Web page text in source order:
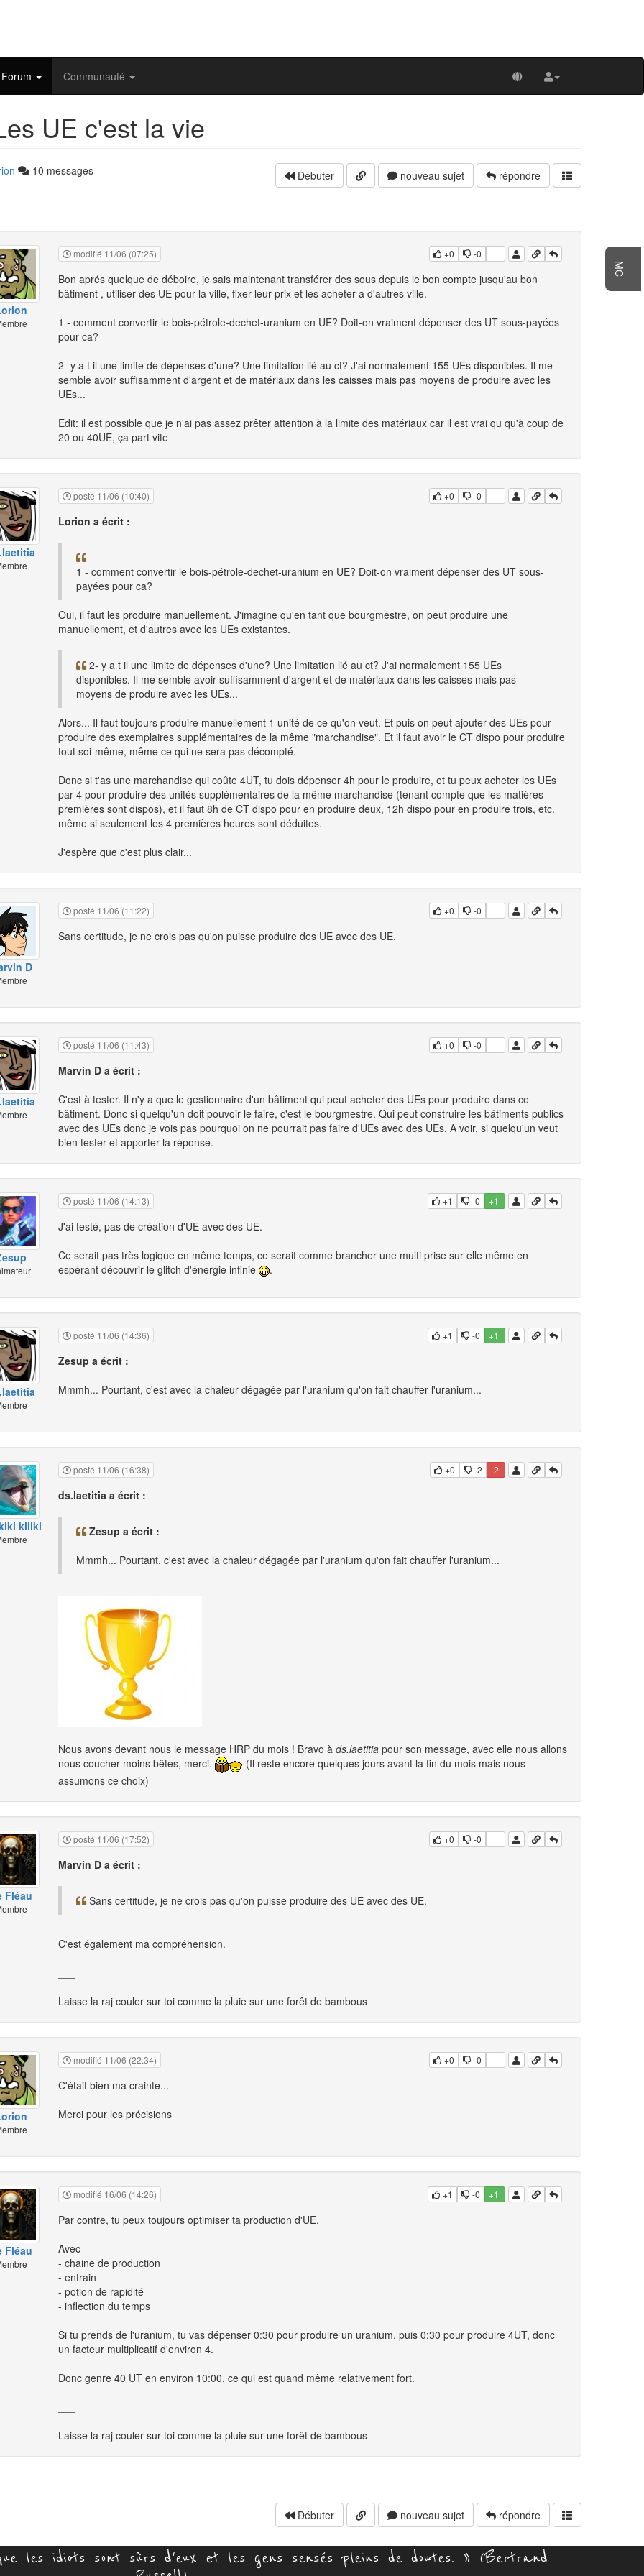
Forum Communauté
UE c'est la vie
10 messages Débuter nouveau sujet répondre
modifié 11/06 (07:25) +0 -0
Bon aprés quelque de déboire, je sais maintenant transférer des sous depuis le bon compte jusqu'au bon
bâtiment , utiliser des UE pour la ville, fixer leur prix et les acheter a d'autres ville.
1 - comment convertir le bois-pétrole-dechet-uranium en UE? Doit-on vraiment dépenser des UT sous-payées
pour ca?
2- y a t il une limite de dépenses d'une? Une limitation lié au ct? J'ai normalement 155 UEs disponibles. Il me
semble avoir suffisamment d'argent et de matériaux dans les caisses mais pas moyens de produire avec les
UEs...
Edit: il est possible que je n'ai pas assez prêter attention à la limite des matériaux car il est vrai qu qu'à coup de
20 ou 40UE, ça part vite
posté 11/06 (10:40) +0 -0
Lorion a écrit :
1 - comment convertir le bois-pétrole-dechet-uranium en UE? Doit-on vraiment dépenser des UT sous-
payées pour ca?
Oui, il faut les produire manuellement. J'imagine qu'en tant que bourgmestre, on peut produire une
manuellement, et d'autres avec les UEs existantes.
2- y a t il une limite de dépenses d'une? Une limitation lié au ct? J'ai normalement 155 UEs
disponibles. Il me semble avoir suffisamment d'argent et de matériaux dans les caisses mais pas
moyens de produire avec les UEs...
Alors... Il faut toujours produire manuellement 1 unité de ce qu'on veut. Et puis on peut ajouter des UEs pour
produire des exemplaires supplémentaires de la même "marchandise". Et il faut avoir le CT dispo pour produire
tout soi-même, même ce qui ne sera pas décompté.
Donc si t'as une marchandise qui coûte 4UT, tu dois dépenser 4h pour le produire, et tu peux acheter les UEs
par 4 pour produire des unités supplémentaires de la même marchandise (tenant compte que les matières
premières sont dispos), et il faut 8h de CT dispo pour en produire deux, 12h dispo pour en produire trois, etc.
même si seulement les 4 premières heures sont déduites.
J'espère que c'est plus clair...
D
posté 11/06 (11:22) +0 -0
Sans certitude, je ne crois pas qu'on puisse produire des UE avec des UE.
posté 11/06 (11:43) +0 -0
Marvin D a écrit :
C'est à tester. Il n'y a que le gestionnaire d'un bâtiment qui peut acheter des UEs pour produire dans ce
bâtiment. Donc si quelqu'un doit pouvoir le faire, c'est le bourgmestre. Qui peut construire les bâtiments publics
avec des UEs donc je vois pas pourquoi on ne pourrait pas faire d'UEs avec des UEs. A voir, si quelqu'un veut
bien tester et apporter la réponse.
posté 11/06 (14:13) +1 -0 +1
J'ai testé, pas de création d'UE avec des UE.
Ce serait pas très logique en même temps, ce serait comme brancher une multi prise sur elle même en
espérant découvrir le glitch d'énergie infinie
.
posté 11/06 (14:36) +1 -0 +1
Zesup a écrit :
Mmmh... Pourtant, c'est avec la chaleur dégagée par l'uranium qu'on fait chauffer l'uranium...
kiiiki
posté 11/06 (16:38) +0 -2 -2
ds.laetitia a écrit :
Zesup a écrit :
Mmmh... Pourtant, c'est avec la chaleur dégagée par l'uranium qu'on fait chauffer l'uranium...
Nous avons devant nous le message HRP du mois ! Bravo à ds.laetitia pour son message, avec elle nous allons
nous coucher moins bêtes, merci.
(Il reste encore quelques jours avant la fin du mois mais nous
assumons ce choix)
Fléau
posté 11/06 (17:52) +0 -0
Marvin D a écrit :
Sans certitude, je ne crois pas qu'on puisse produire des UE avec des UE.
C'est également ma compréhension.
Laisse la raj couler sur toi comme la pluie sur une forêt de bambous
modifié 11/06 (22:34) +0 -0
C'était bien ma crainte...
Merci pour les précisions
Fléau
modifié 16/06 (14:26) +1 -0 +1
Par contre, tu peux toujours optimiser ta production d'UE.
Avec
- chaine de production
- entrain
- potion de rapidité
- inflection du temps
Si tu prends de l'uranium, tu vas dépenser 0:30 pour produire un uranium, puis 0:30 pour produire 4UT, donc
un facteur multiplicatif d'environ 4.
Donc genre 40 UT en environ 10:00, ce qui est quand même relativement fort.
Laisse la raj couler sur toi comme la pluie sur une forêt de bambous
Débuter nouveau sujet répondre
MC
les idiots sont sûrs d'eux et les gens sensés pleins de doutes. » (Bertrand